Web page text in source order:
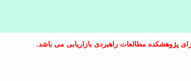
پژوهشکده مطالعات راهبردی بازاریابی می باشد.